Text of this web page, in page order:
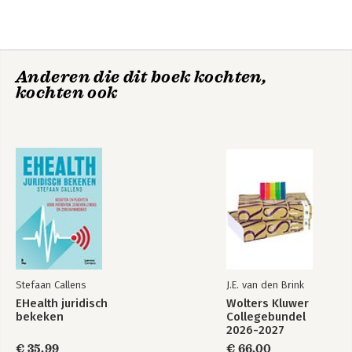
Hoofdrubriek: Juridisch ,Mens en maatschappij
Jongbloed:
Anderen die dit boek kochten,
kochten ook
Stefaan Callens
EHealth juridisch
bekeken
€ 35,99
J.E. van den Brink
Wolters Kluwer
Collegebundel
2026-2027
€ 66,00